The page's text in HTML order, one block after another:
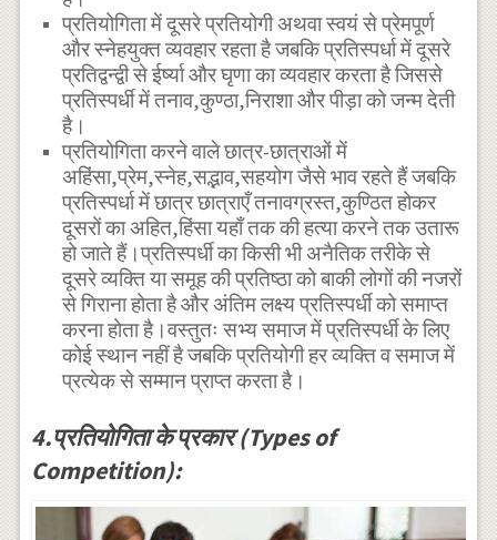
प्रतियोगिता में दूसरे प्रतियोगी अथवा स्वयं से प्रेमपूर्ण
और स्नेहयुक्त व्यवहार रहता है जबकि प्रतिस्पर्धा में दूसरे
प्रतिद्वन्द्वी से ईर्ष्या और घृणा का व्यवहार करता है जिससे
प्रतिस्पर्धी में तनाव,कुण्ठा,निराशा और पीड़ा को जन्म देती
है।
प्रतियोगिता करने वाले छात्र-छात्राओं में
अहिंसा,प्रेम,स्नेह,सद्भाव,सहयोग जैसे भाव रहते हैं जबकि
प्रतिस्पर्धा में छात्र छात्राएँ तनावग्रस्त,कुण्ठित होकर
दूसरों का अहित,हिंसा यहाँ तक की हत्या करने तक उतारू
हो जाते हैं।प्रतिस्पर्धी का किसी भी अनैतिक तरीके से
दूसरे व्यक्ति या समूह की प्रतिष्ठा को बाकी लोगों की नजरों
से गिराना होता है और अंतिम लक्ष्य प्रतिस्पर्धी को समाप्त
करना होता है।वस्तुतः सभ्य समाज में प्रतिस्पर्धी के लिए
कोई स्थान नहीं है जबकि प्रतियोगी हर व्यक्ति व समाज में
प्रत्येक से सम्मान प्राप्त करता है।
4.प्रतियोगिता के प्रकार (Types of
Competition):